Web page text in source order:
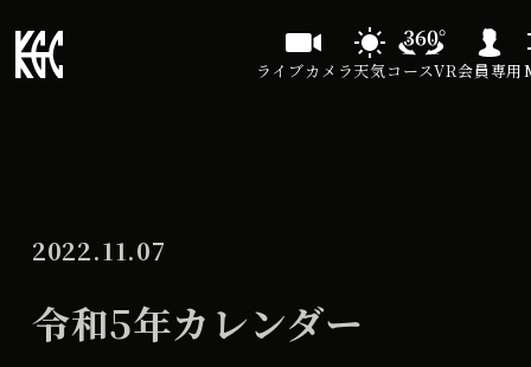
ライブカメラ天気コースVR会員専用
2022.11.07
令和5年カレンダー